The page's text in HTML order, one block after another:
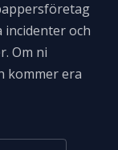
och
Om ni
kommer era